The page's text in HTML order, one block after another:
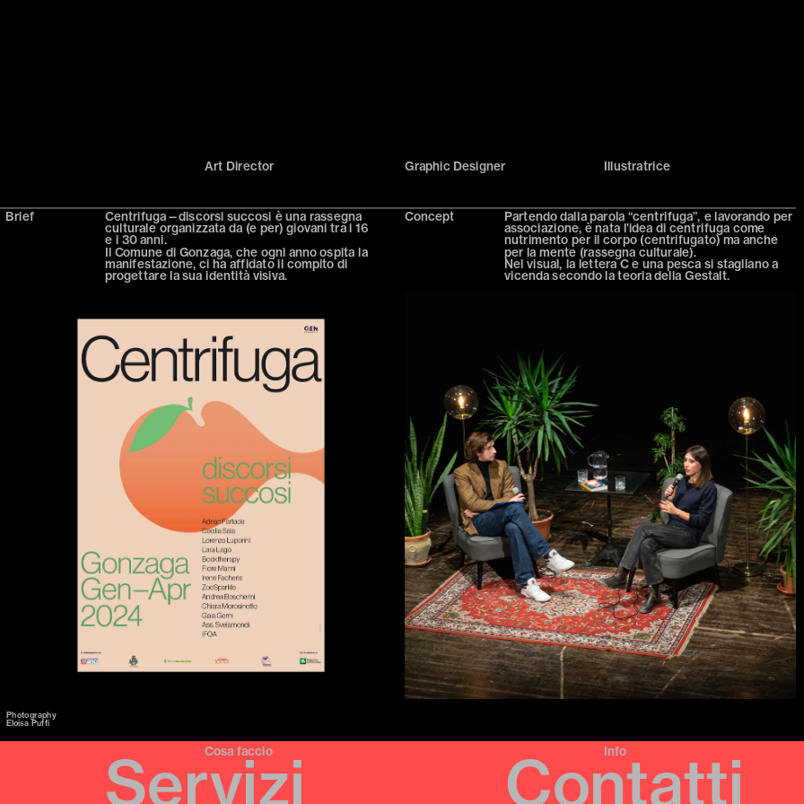
Cosa faccio Info
Servizi Contatti
Art Director Graphic Designer Illustratrice
Centrifuga—discorsi succosi è una rassegna
culturale organizzata da (e per) giovani tra i 16
Il Comune di Gonzaga, che ogni anno ospita la
manifestazione, ci ha affidato il compito di
progettare la sua identità visiva.
Concept Partendo dalla parola “centrifuga”, e lavorando per
associazione, è nata l’idea di centrifuga come
nutrimento per il corpo (centrifugato) ma anche
per la mente (rassegna culturale).
Nel visual, la lettera C e una pesca si stagliano a
vicenda secondo la teoria della Gestalt.
Brief
Photography
Eloisa Puffi